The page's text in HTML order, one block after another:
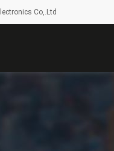
Co,.Ltd